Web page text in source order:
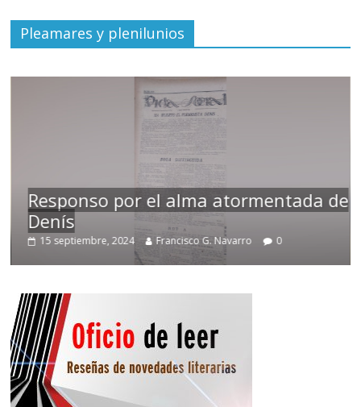
Pleamares y plenilunios
Responso por el alma atormentada de
Denís
15 septiembre, 2024 Francisco G. Navarro 0